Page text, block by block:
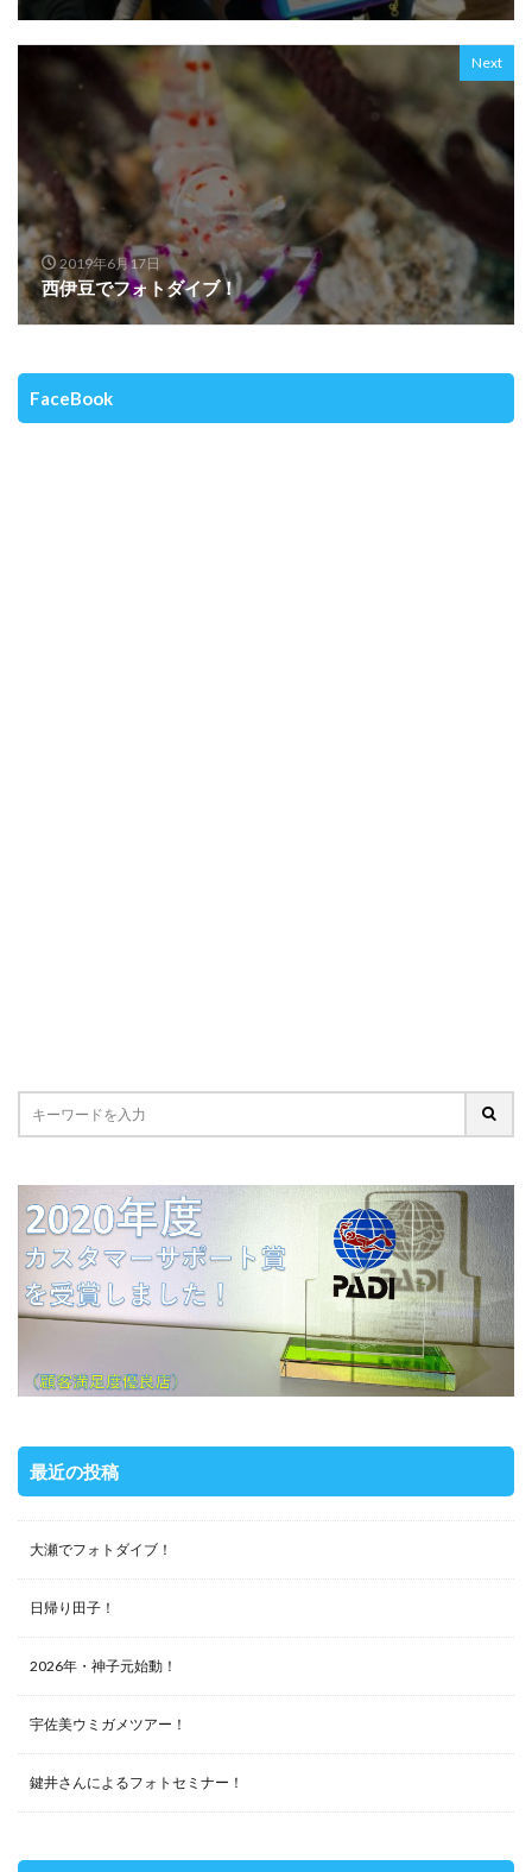
Next
2019年6月17日
西伊豆でフォトダイブ！
FaceBook
最近の投稿
大瀬でフォトダイブ！
日帰り田子！
2026年・神子元始動！
宇佐美ウミガメツアー！
鍵井さんによるフォトセミナー！